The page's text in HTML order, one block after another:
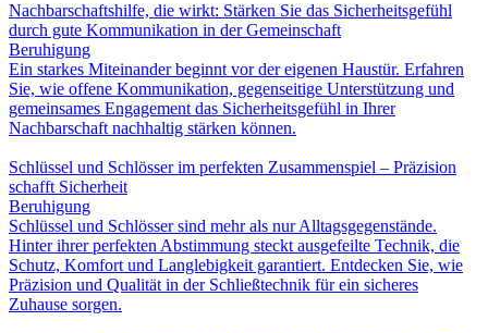
Nachbarschaftshilfe, die wirkt: Stärken Sie das Sicherheitsgefühl
durch gute Kommunikation in der Gemeinschaft
Beruhigung
Ein starkes Miteinander beginnt vor der eigenen Haustür. Erfahren
Sie, wie offene Kommunikation, gegenseitige Unterstützung und
gemeinsames Engagement das Sicherheitsgefühl in Ihrer
Nachbarschaft nachhaltig stärken können.
Schlüssel und Schlösser im perfekten Zusammenspiel – Präzision
schafft Sicherheit
Beruhigung
Schlüssel und Schlösser sind mehr als nur Alltagsgegenstände.
Hinter ihrer perfekten Abstimmung steckt ausgefeilte Technik, die
Schutz, Komfort und Langlebigkeit garantiert. Entdecken Sie, wie
Präzision und Qualität in der Schließtechnik für ein sicheres
Zuhause sorgen.